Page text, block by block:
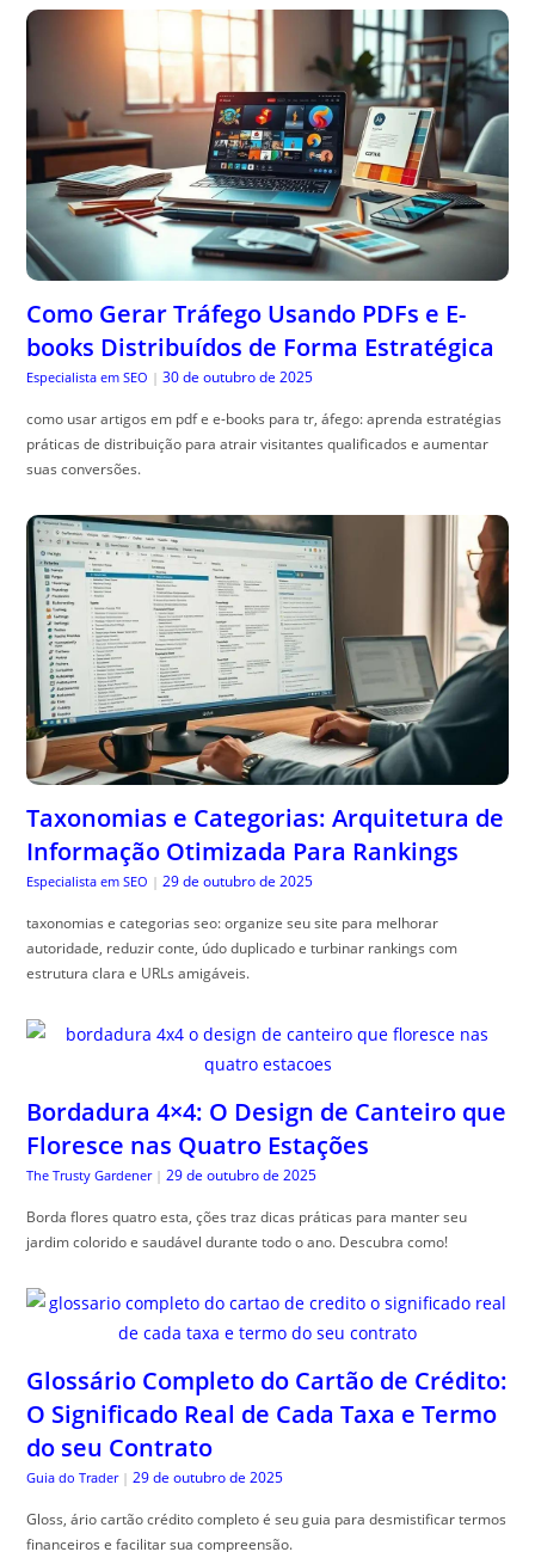
Como Gerar Tráfego Usando PDFs e E-
books Distribuídos de Forma Estratégica
Especialista em SEO | 30 de outubro de 2025
como usar artigos em pdf e e-books para tr, áfego: aprenda estratégias
práticas de distribuição para atrair visitantes qualificados e aumentar
suas conversões.
Taxonomias e Categorias: Arquitetura de
Informação Otimizada Para Rankings
Especialista em SEO | 29 de outubro de 2025
taxonomias e categorias seo: organize seu site para melhorar
autoridade, reduzir conte, údo duplicado e turbinar rankings com
estrutura clara e URLs amigáveis.
Bordadura 4×4: O Design de Canteiro que
Floresce nas Quatro Estações
The Trusty Gardener | 29 de outubro de 2025
Borda flores quatro esta, ções traz dicas práticas para manter seu
jardim colorido e saudável durante todo o ano. Descubra como!
Glossário Completo do Cartão de Crédito:
O Significado Real de Cada Taxa e Termo
do seu Contrato
Guia do Trader | 29 de outubro de 2025
Gloss, ário cartão crédito completo é seu guia para desmistificar termos
financeiros e facilitar sua compreensão.